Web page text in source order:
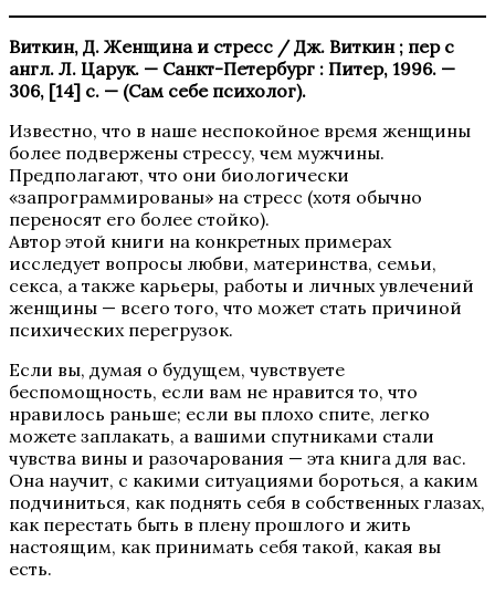
Виткин, Д. Женщина и стресс / Дж. Виткин ; пер с
англ. Л. Царук. — Санкт-Петербург : Питер, 1996. —
306, [14] с. — (Сам себе психолог).
Известно, что в наше неспокойное время женщины
более подвержены стрессу, чем мужчины.
Предполагают, что они биологически
«запрограммированы» на стресс (хотя обычно
переносят его более стойко).
Автор этой книги на конкретных примерах
исследует вопросы любви, материнства, семьи,
секса, а также карьеры, работы и личных увлечений
женщины — всего того, что может стать причиной
психических перегрузок.
Если вы, думая о будущем, чувствуете
беспомощность, если вам не нравится то, что
нравилось раньше; если вы плохо спите, легко
можете заплакать, а вашими спутниками стали
чувства вины и разочарования — эта книга для вас.
Она научит, с какими ситуациями бороться, а каким
подчиниться, как поднять себя в собственных глазах,
как перестать быть в плену прошлого и жить
настоящим, как принимать себя такой, какая вы
есть.